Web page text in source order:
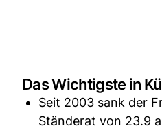
Das Wichtigste in
Seit 2003 sank der
Ständerat von 23.9